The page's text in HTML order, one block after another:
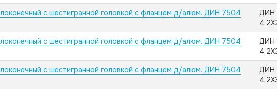
с шестигранной головкой с фланцем д/алюм. ДИН 7504
ДИН
с шестигранной головкой с фланцем д/алюм. ДИН 7504
ДИН
с шестигранной головкой с фланцем д/алюм. ДИН 7504
ДИН